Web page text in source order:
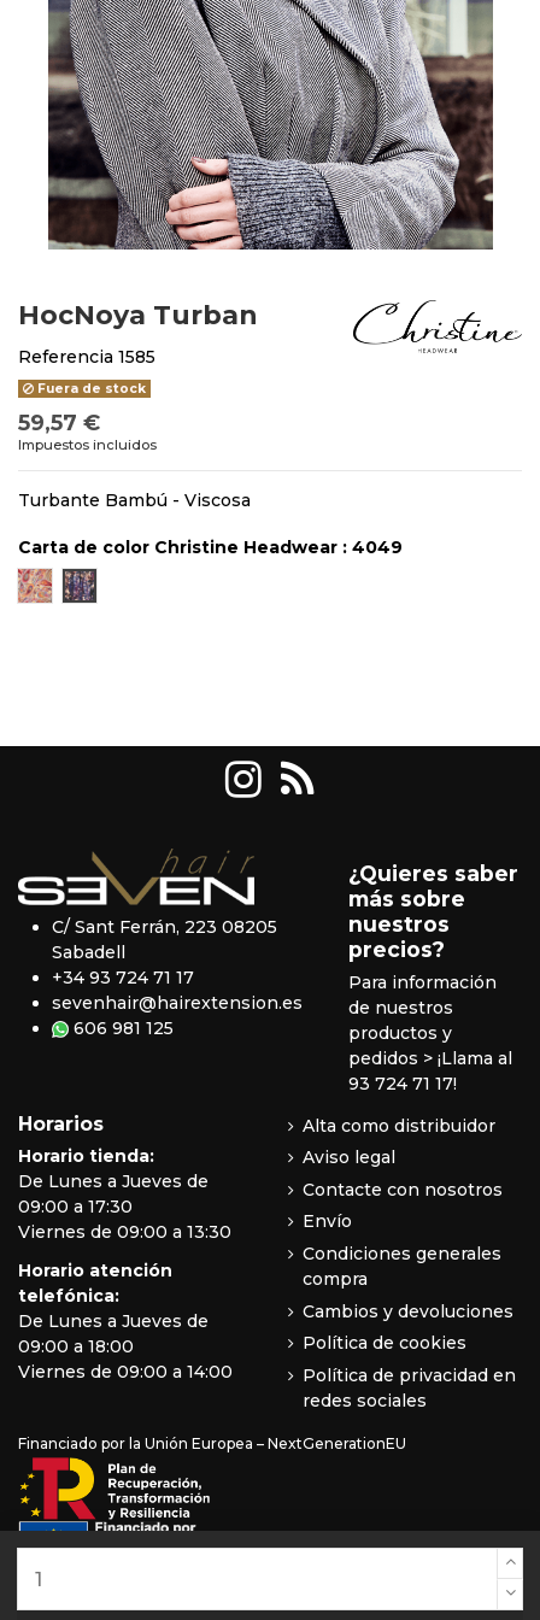
HocNoya Turban
Referencia 1585
Fuera de stock
59,57 €
Impuestos incluidos
Turbante Bambú - Viscosa
Carta de color Christine Headwear : 4049
40464049
C/ Sant Ferrán, 223 08205
Sabadell
+34 93 724 71 17
sevenhair@hairextension.es
606 981 125
¿Quieres saber
más sobre
nuestros
precios?
Para información
de nuestros
productos y
pedidos > ¡Llama al
93 724 71 17!
Horarios
Horario tienda:
De Lunes a Jueves de
09:00 a 17:30
Viernes de 09:00 a 13:30
Horario atención
telefónica:
De Lunes a Jueves de
09:00 a 18:00
Viernes de 09:00 a 14:00
Alta como distribuidor
Aviso legal
Contacte con nosotros
Envío
Condiciones generales
compra
Cambios y devoluciones
Política de cookies
Política de privacidad en
redes sociales
Financiado por la Unión Europea – NextGenerationEU